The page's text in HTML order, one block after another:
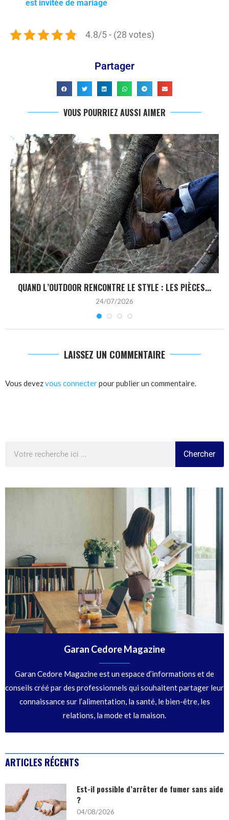
est invitée de mariage
4.8/5 - (28 votes)
Partager
VOUS POURRIEZ AUSSI AIMER
QUAND L’OUTDOOR RENCONTRE LE STYLE : LES PIÈCES...
24/07/2026
LAISSEZ UN COMMENTAIRE
Vous devezvous connecterpour publier un commentaire.
Chercher
Garan Cedore Magazine
Garan Cedore Magazine est un espace d’informations et de
conseils créé par des professionnels qui souhaitent partager leur
connaissance sur l’alimentation, la santé, le bien-être, les
relations, la mode et la maison.
ARTICLES RÉCENTS
Est-il possible d’arrêter de fumer sans aide
?
04/08/2026